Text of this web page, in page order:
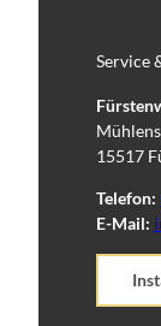
Service
15517
Telefon:
E-Mail: